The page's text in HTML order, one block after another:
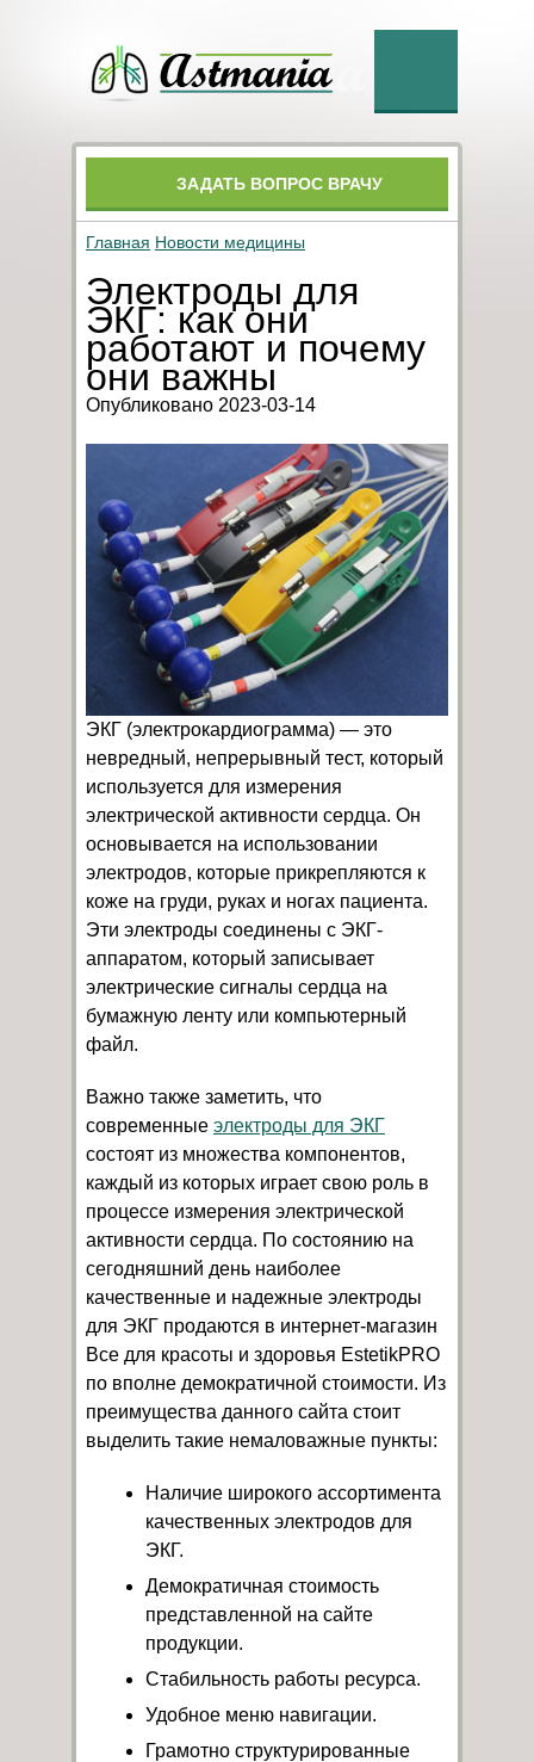
ЗАДАТЬ ВОПРОС ВРАЧУ
Главная Новости медицины
Электроды для
ЭКГ: как они
работают и почему
они важны
Опубликовано 2023-03-14
ЭКГ (электрокардиограмма) — это
невредный, непрерывный тест, который
используется для измерения
электрической активности сердца. Он
основывается на использовании
электродов, которые прикрепляются к
коже на груди, руках и ногах пациента.
Эти электроды соединены с ЭКГ-
аппаратом, который записывает
электрические сигналы сердца на
бумажную ленту или компьютерный
файл.
Важно также заметить, что
современные электроды для ЭКГ
состоят из множества компонентов,
каждый из которых играет свою роль в
процессе измерения электрической
активности сердца. По состоянию на
сегодняшний день наиболее
качественные и надежные электроды
для ЭКГ продаются в интернет-магазин
Все для красоты и здоровья EstetikPRO
по вполне демократичной стоимости. Из
преимущества данного сайта стоит
выделить такие немаловажные пункты:
Наличие широкого ассортимента
качественных электродов для
ЭКГ.
Демократичная стоимость
представленной на сайте
продукции.
Стабильность работы ресурса.
Удобное меню навигации.
Грамотно структурированные